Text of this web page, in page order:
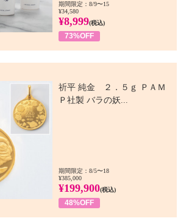
期間限定：8/9〜15
¥34,580
¥8,999(税込)
73%OFF
祈平 純金 ２．５ｇ ＰＡＭ
Ｐ社製 バラの妖...
期間限定：8/5〜18
¥385,000
¥199,900(税込)
48%OFF